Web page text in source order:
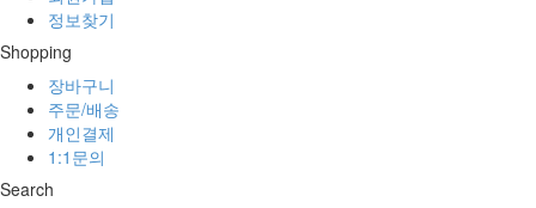
정보찾기
Shopping
장바구니
주문/배송
개인결제
1:1문의
Search